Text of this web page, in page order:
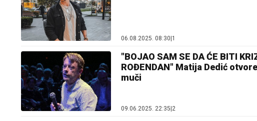
06.08.2025. 08:30|1
"BOJAO SAM SE DA ĆE BITI
ROĐENDAN" Matija Dedić
muči
09.06.2025. 22:35 2